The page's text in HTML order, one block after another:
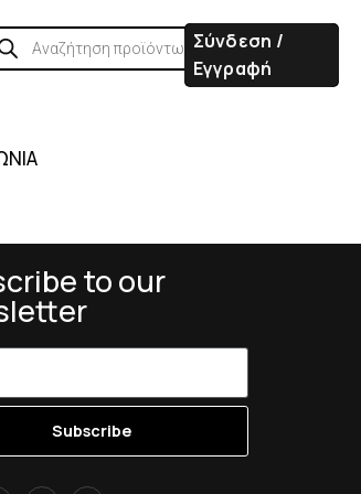
Σύνδεση /
Εγγραφή
to our
Subscribe